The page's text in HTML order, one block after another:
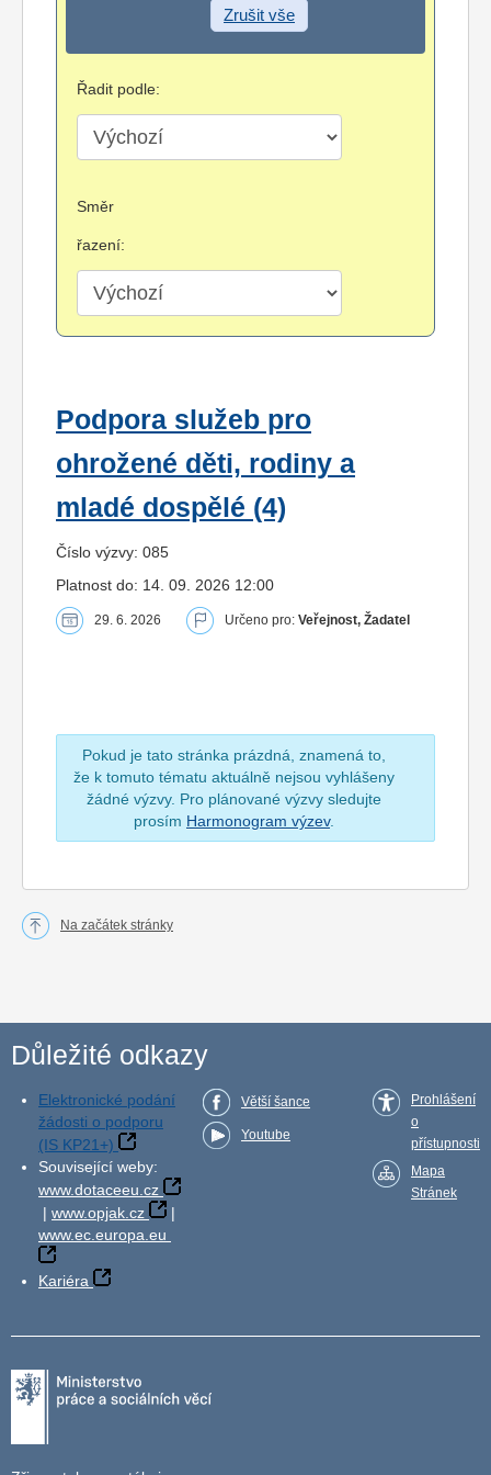
Zrušit vše
Řadit podle:
Směr
řazení:
Podpora služeb pro
ohrožené děti, rodiny a
mladé dospělé (4)
Číslo výzvy: 085
Platnost do: 14. 09. 2026 12:00
29. 6. 2026 Určeno pro: Veřejnost, Žadatel
Pokud je tato stránka prázdná, znamená to,
že k tomuto tématu aktuálně nejsou vyhlášeny
žádné výzvy. Pro plánované výzvy sledujte
prosím Harmonogram výzev.
Na začátek stránky
Důležité odkazy
Elektronické podání
žádosti o podporu
(IS KP21+)
Související weby:
www.dotaceeu.cz
| www.opjak.cz
|
www.ec.europa.eu
Kariéra
Větší šance
Youtube
Prohlášení
o
přístupnosti
Mapa
Stránek